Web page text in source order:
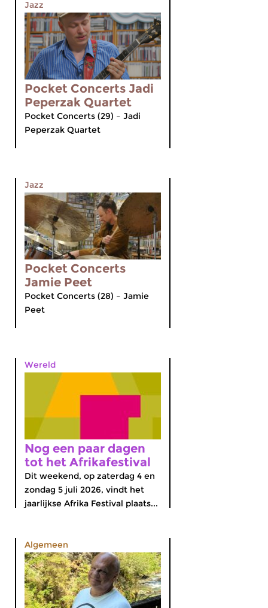
Jazz
Pocket Concerts Jadi
Peperzak Quartet
Pocket Concerts (29) – Jadi
Peperzak Quartet
Jazz
Pocket Concerts
Jamie Peet
Pocket Concerts (28) – Jamie
Peet
Wereld
Nog een paar dagen
tot het Afrikafestival
Dit weekend, op zaterdag 4 en
zondag 5 juli 2026, vindt het
jaarlijkse Afrika Festival plaats...
Algemeen